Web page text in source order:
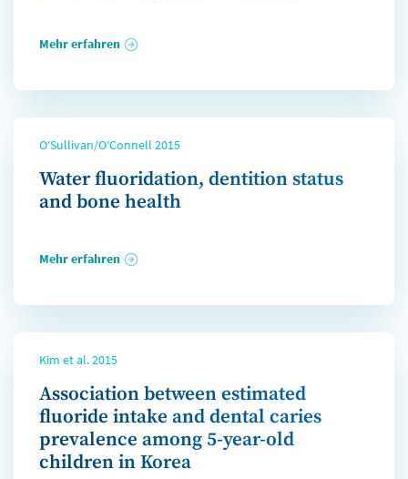
Mehr erfahren
O′Sullivan/O′Connell 2015
Water fluoridation, dentition status
and bone health
Mehr erfahren
Kim et al. 2015
Association between estimated
fluoride intake and dental caries
prevalence among 5-year-old
children in Korea